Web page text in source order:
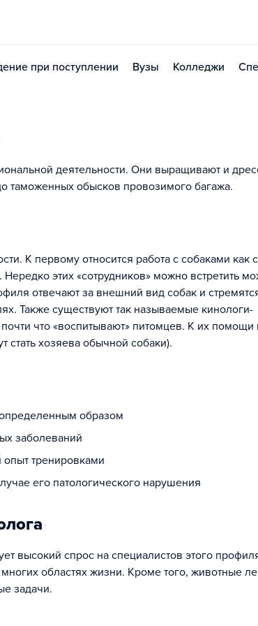
при поступлении Вузы Колледжи
деятельности. Они выращивают и
обысков провозимого багажа.
К первому относится работа с собаками как с
этих «сотрудников» можно встретить
отвечают за внешний вид собак и
Также существуют так называемые кинологи-
что «воспитывают» питомцев. К их помощи
стать хозяева обычной собаки).
образом
заболеваний
тренировками
его патологического нарушения
высокий спрос на специалистов этого
областях жизни. Кроме того, животные
задачи.